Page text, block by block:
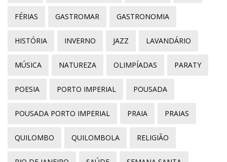
FÉRIAS GASTROMAR GASTRONOMIA
HISTÓRIA INVERNO JAZZ LAVANDÁRIO
MÚSICA NATUREZA OLIMPÍADAS PARATY
POESIA PORTO IMPERIAL POUSADA
POUSADA PORTO IMPERIAL PRAIA PRAIAS
QUILOMBO QUILOMBOLA RELIGIÃO